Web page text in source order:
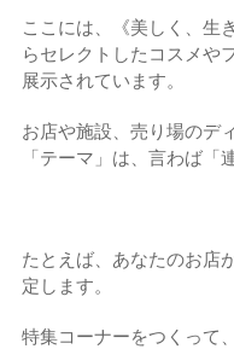
ここには、《美しく、生
らセレクトしたコスメや
展示されています。
お店や施設、売り場のデ
「テーマ」は、言わば「
たとえば、あなたのお店
定します。
特集コーナーをつくって